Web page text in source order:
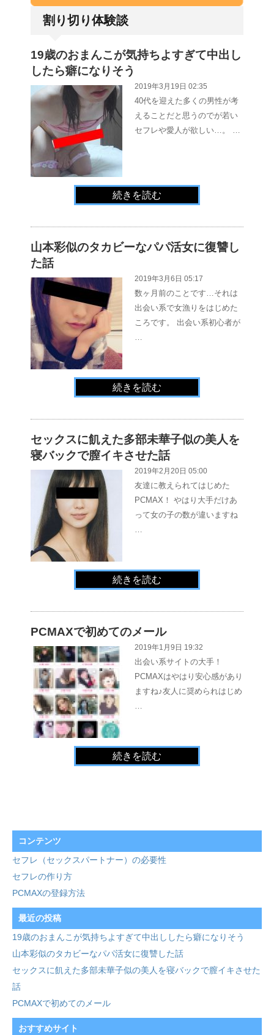
割り切り体験談
19歳のおまんこが気持ちよすぎて中出し
したら癖になりそう
2019年3月19日 02:35
40代を迎えた多くの男性が考
えることだと思うのでが若い
セフレや愛人が欲しい…。 …
続きを読む
山本彩似のタカビーなパパ活女に復讐し
た話
2019年3月6日 05:17
数ヶ月前のことです…それは
出会い系で女漁りをはじめた
ころです。 出会い系初心者が
続きを読む
セックスに飢えた多部未華子似の美人を
寝バックで膣イキさせた話
2019年2月20日 05:00
友達に教えられてはじめた
PCMAX！ やはり大手だけあ
って女の子の数が違いますね
続きを読む
PCMAXで初めてのメール
2019年1月9日 19:32
出会い系サイトの大手！
PCMAXはやはり安心感があり
ますね♪友人に奨められはじめ
続きを読む
コンテンツ
セフレ（セックスパートナー）の必要性
セフレの作り方
PCMAXの登録方法
最近の投稿
19歳のおまんこが気持ちよすぎて中出ししたら癖になりそう
山本彩似のタカビーなパパ活女に復讐した話
セックスに飢えた多部未華子似の美人を寝バックで膣イキさせた
話
PCMAXで初めてのメール
おすすめサイト